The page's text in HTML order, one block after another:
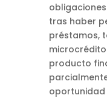
tras haber
préstamos,
producto
oportunidad